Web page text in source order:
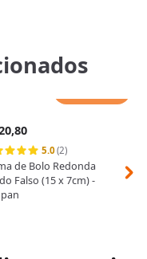
5.0(2)
de Bolo Redonda
Falso (15 x 7cm) -